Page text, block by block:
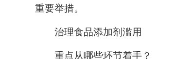
重要举措。
治理食品添加剂滥用
重点从哪些环节着手？